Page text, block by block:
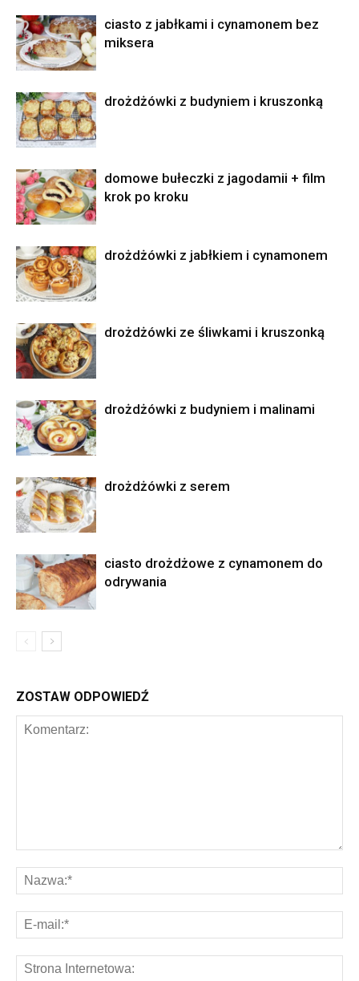
ciasto z jabłkami i cynamonem bez
miksera
drożdżówki z budyniem i kruszonką
domowe bułeczki z jagodamii + film
krok po kroku
drożdżówki z jabłkiem i cynamonem
drożdżówki ze śliwkami i kruszonką
drożdżówki z budyniem i malinami
drożdżówki z serem
ciasto drożdżowe z cynamonem do
odrywania
ZOSTAW ODPOWIEDŹ